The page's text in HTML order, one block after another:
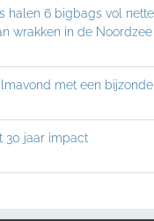
halen 6 bigbags vol
wrakken in de Noordzee
met een
30 jaar impact